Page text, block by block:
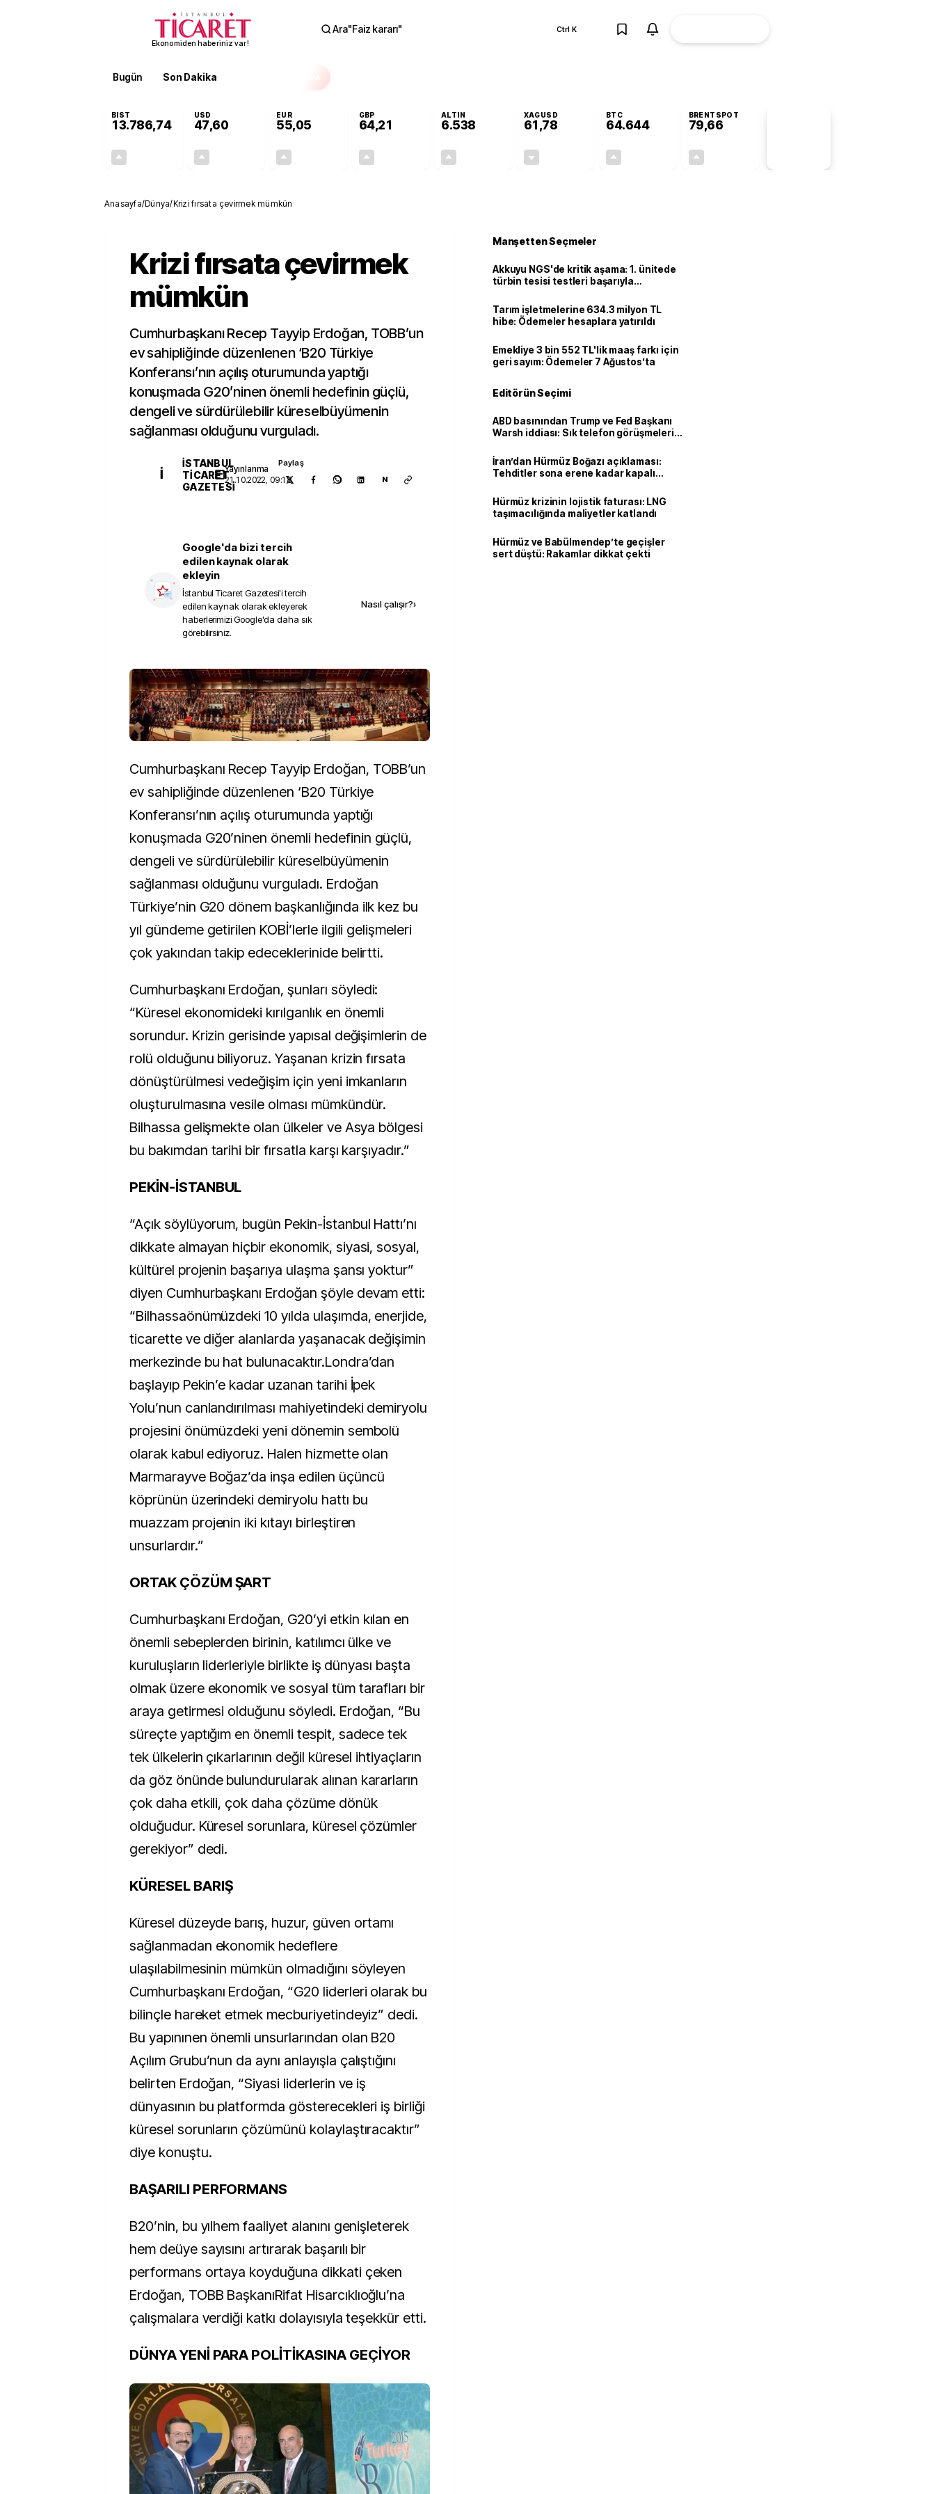
Ekonomiden haberiniz var!
Ara"Faiz kararı" Ctrl K
Bugün Son Dakika
BIST
13.786,74
USD
47,60
EUR
55,05
GBP
64,21
ALTIN
6.538
XAGUSD
61,78
BTC
64.644
BRENTSPOT
79,66
Anasayfa/Dünya/Krizi fırsata çevirmek mümkün
Krizi fırsata çevirmek
mümkün
Cumhurbaşkanı Recep Tayyip Erdoğan, TOBB’un
ev sahipliğinde düzenlenen ‘B20 Türkiye
Konferansı’nın açılış oturumunda yaptığı
konuşmada G20’ninen önemli hedefinin güçlü,
dengeli ve sürdürülebilir küreselbüyümenin
sağlanması olduğunu vurguladı.
İ
İSTANBUL
TICARET
GAZETESI
Yayınlanma
21.10.2022, 09:18
Paylaş
N
Google'da bizi tercih
edilen kaynak olarak
ekleyin
İstanbul Ticaret Gazetesi'i tercih
edilen kaynak olarak ekleyerek
haberlerimizi Google'da daha sık
görebilirsiniz.
Nasıl çalışır?›
Cumhurbaşkanı Recep Tayyip Erdoğan, TOBB’un
ev sahipliğinde düzenlenen ‘B20 Türkiye
Konferansı’nın açılış oturumunda yaptığı
konuşmada G20’ninen önemli hedefinin güçlü,
dengeli ve sürdürülebilir küreselbüyümenin
sağlanması olduğunu vurguladı. Erdoğan
Türkiye’nin G20 dönem başkanlığında ilk kez bu
yıl gündeme getirilen KOBİ’lerle ilgili gelişmeleri
çok yakından takip edeceklerinide belirtti.
Cumhurbaşkanı Erdoğan, şunları söyledi:
“Küresel ekonomideki kırılganlık en önemli
sorundur. Krizin gerisinde yapısal değişimlerin de
rolü olduğunu biliyoruz. Yaşanan krizin fırsata
dönüştürülmesi vedeğişim için yeni imkanların
oluşturulmasına vesile olması mümkündür.
Bilhassa gelişmekte olan ülkeler ve Asya bölgesi
bu bakımdan tarihi bir fırsatla karşı karşıyadır.”
PEKİN-İSTANBUL
“Açık söylüyorum, bugün Pekin-İstanbul Hattı’nı
dikkate almayan hiçbir ekonomik, siyasi, sosyal,
kültürel projenin başarıya ulaşma şansı yoktur”
diyen Cumhurbaşkanı Erdoğan şöyle devam etti:
“Bilhassaönümüzdeki 10 yılda ulaşımda, enerjide,
ticarette ve diğer alanlarda yaşanacak değişimin
merkezinde bu hat bulunacaktır.Londra’dan
başlayıp Pekin’e kadar uzanan tarihi İpek
Yolu’nun canlandırılması mahiyetindeki demiryolu
projesini önümüzdeki yeni dönemin sembolü
olarak kabul ediyoruz. Halen hizmette olan
Marmarayve Boğaz’da inşa edilen üçüncü
köprünün üzerindeki demiryolu hattı bu
muazzam projenin iki kıtayı birleştiren
unsurlardır.”
ORTAK ÇÖZÜM ŞART
Cumhurbaşkanı Erdoğan, G20’yi etkin kılan en
önemli sebeplerden birinin, katılımcı ülke ve
kuruluşların liderleriyle birlikte iş dünyası başta
olmak üzere ekonomik ve sosyal tüm tarafları bir
araya getirmesi olduğunu söyledi. Erdoğan, “Bu
süreçte yaptığım en önemli tespit, sadece tek
tek ülkelerin çıkarlarının değil küresel ihtiyaçların
da göz önünde bulundurularak alınan kararların
çok daha etkili, çok daha çözüme dönük
olduğudur. Küresel sorunlara, küresel çözümler
gerekiyor” dedi.
KÜRESEL BARIŞ
Küresel düzeyde barış, huzur, güven ortamı
sağlanmadan ekonomik hedeflere
ulaşılabilmesinin mümkün olmadığını söyleyen
Cumhurbaşkanı Erdoğan, “G20 liderleri olarak bu
bilinçle hareket etmek mecburiyetindeyiz” dedi.
Bu yapınınen önemli unsurlarından olan B20
Açılım Grubu’nun da aynı anlayışla çalıştığını
belirten Erdoğan, “Siyasi liderlerin ve iş
dünyasının bu platformda gösterecekleri iş birliği
küresel sorunların çözümünü kolaylaştıracaktır”
diye konuştu.
BAŞARILI PERFORMANS
B20’nin, bu yılhem faaliyet alanını genişleterek
hem deüye sayısını artırarak başarılı bir
performans ortaya koyduğuna dikkati çeken
Erdoğan, TOBB BaşkanıRifat Hisarcıklıoğlu’na
çalışmalara verdiği katkı dolayısıyla teşekkür etti.
DÜNYA YENİ PARA POLİTİKASINA GEÇİYOR
Manşetten Seçmeler
Akkuyu NGS'de kritik aşama: 1. ünitede
türbin tesisi testleri başarıyla
Tarım işletmelerine 634.3 milyon TL
hibe: Ödemeler hesaplara yatırıldı
Emekliye 3 bin 552 TL'lik maaş farkı için
geri sayım: Ödemeler 7 Ağustos’ta
Editörün Seçimi
ABD basınından Trump ve Fed Başkanı
Warsh iddiası: Sık telefon görüşmeleri
İran’dan Hürmüz Boğazı açıklaması:
Tehditler sona erene kadar kapalı
Hürmüz krizinin lojistik faturası: LNG
taşımacılığında maliyetler katlandı
Hürmüz ve Babülmendep’te geçişler
sert düştü: Rakamlar dikkat çekti